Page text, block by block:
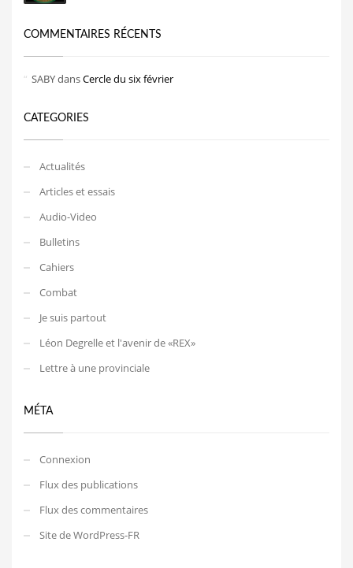
COMMENTAIRES RÉCENTS
SABYdansCercle du six février
CATEGORIES
Actualités
Articles et essais
Audio-Video
Bulletins
Cahiers
Combat
Je suis partout
Léon Degrelle et l'avenir de «REX»
Lettre à une provinciale
MÉTA
Connexion
Flux des publications
Flux des commentaires
Site de WordPress-FR